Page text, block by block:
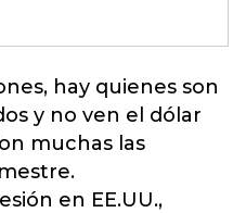
hay quienes son
y no ven el dólar
muchas las
en EE.UU.,